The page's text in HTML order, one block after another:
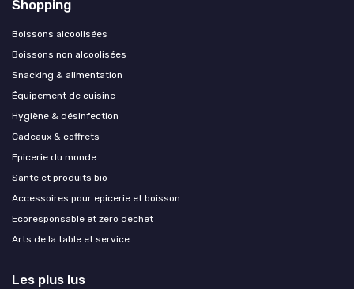
Shopping
Boissons alcoolisées
Boissons non alcoolisées
Snacking & alimentation
Équipement de cuisine
Hygiène & désinfection
Cadeaux & coffrets
Epicerie du monde
Sante et produits bio
Accessoires pour epicerie et boisson
Ecoresponsable et zero dechet
Arts de la table et service
Les plus lus